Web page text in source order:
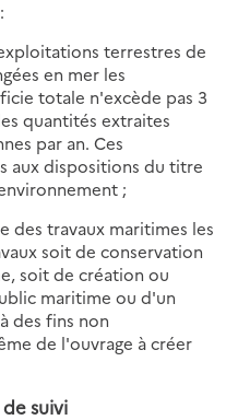
terrestres de
en mer les
totale n'excède pas 3
quantités extraites
par an. Ces
aux dispositions du titre
;
des travaux maritimes les
soit de conservation
soit de création ou
maritime ou d'un
des fins non
de l'ouvrage à créer
suivi